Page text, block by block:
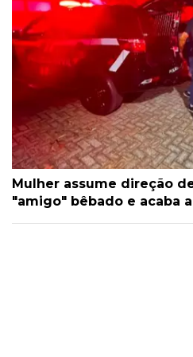
Mulher assume direção
"amigo" bêbado e acaba